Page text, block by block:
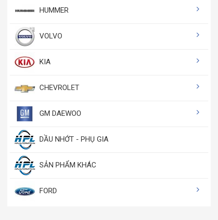
HUMMER
VOLVO
KIA
CHEVROLET
GM DAEWOO
DẦU NHỚT - PHỤ GIA
SẢN PHẨM KHÁC
FORD